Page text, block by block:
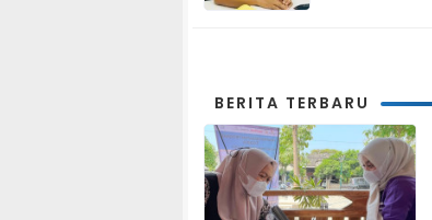
BERITA TERBARU